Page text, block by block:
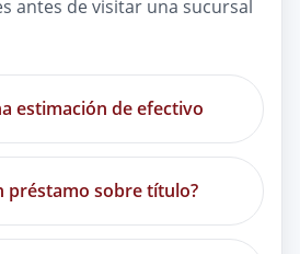
antes de visitar una sucursal
estimación de efectivo
préstamo sobre título?